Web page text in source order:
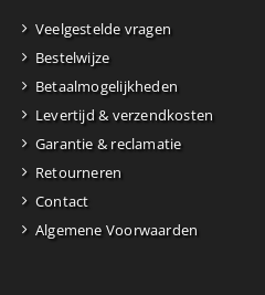
Veelgestelde vragen
Bestelwijze
Betaalmogelijkheden
Levertijd & verzendkosten
Garantie & reclamatie
Retourneren
Contact
Algemene Voorwaarden